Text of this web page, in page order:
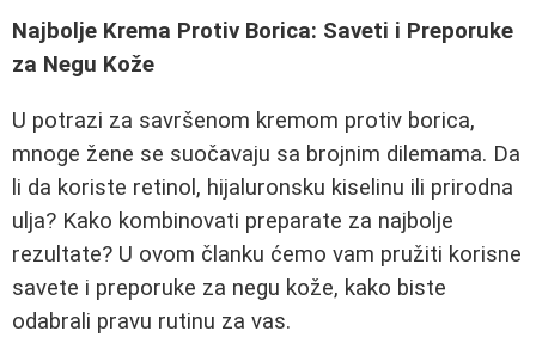
Najbolje Krema Protiv Borica: Saveti i Preporuke
za Negu Kože
U potrazi za savršenom kremom protiv borica,
mnoge žene se suočavaju sa brojnim dilemama. Da
li da koriste retinol, hijaluronsku kiselinu ili prirodna
ulja? Kako kombinovati preparate za najbolje
rezultate? U ovom članku ćemo vam pružiti korisne
savete i preporuke za negu kože, kako biste
odabrali pravu rutinu za vas.